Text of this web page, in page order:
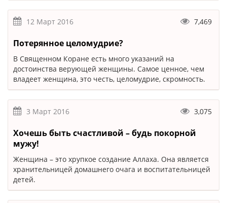
12 Март 2016 7,469
Потерянное целомудрие?
В Священном Коране есть много указаний на
достоинства верующей женщины. Самое ценное, чем
владеет женщина, это честь, целомудрие, скромность.
3 Март 2016 3,075
Хочешь быть счастливой – будь покорной
мужу!
Женщина – это хрупкое создание Аллаха. Она является
хранительницей домашнего очага и воспитательницей
детей.